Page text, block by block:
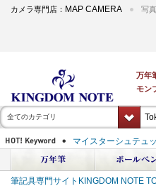
カメラ専門店： MAP CAMERA 写
全てのカテゴリ
筆記具専門サイトKINGDOM NOTE